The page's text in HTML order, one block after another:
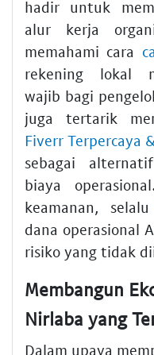
hadir untuk
alur kerja
memahami cara
rekening lokal
wajib bagi
juga tertarik
Fiverr Terpercaya
sebagai
biaya
keamanan, selalu
dana operasional
risiko yang tidak
Membangun
Nirlaba yang
Dalam upaya